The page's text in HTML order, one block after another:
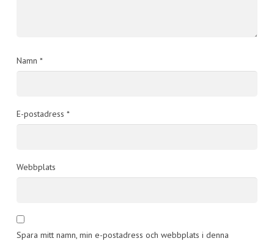
Namn *
E-postadress *
Webbplats
Spara mitt namn, min e-postadress och webbplats i denna